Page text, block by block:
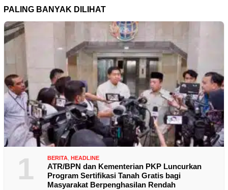
PALING BANYAK DILIHAT
1 BERITA HEADLINE
ATR/BPN dan Kementerian PKP Luncurkan
Program Sertifikasi Tanah Gratis bagi
Masyarakat Berpenghasilan Rendah